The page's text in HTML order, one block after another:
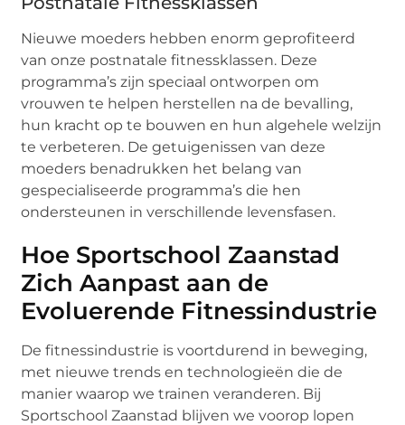
Nieuwe moeders hebben enorm geprofiteerd
van onze postnatale fitnessklassen. Deze
programma’s zijn speciaal ontworpen om
vrouwen te helpen herstellen na de bevalling,
hun kracht op te bouwen en hun algehele welzijn
te verbeteren. De getuigenissen van deze
moeders benadrukken het belang van
gespecialiseerde programma’s die hen
ondersteunen in verschillende levensfasen.
Hoe Sportschool Zaanstad
Zich Aanpast aan de
Evoluerende Fitnessindustrie
De fitnessindustrie is voortdurend in beweging,
met nieuwe trends en technologieën die de
manier waarop we trainen veranderen. Bij
Sportschool Zaanstad blijven we voorop lopen